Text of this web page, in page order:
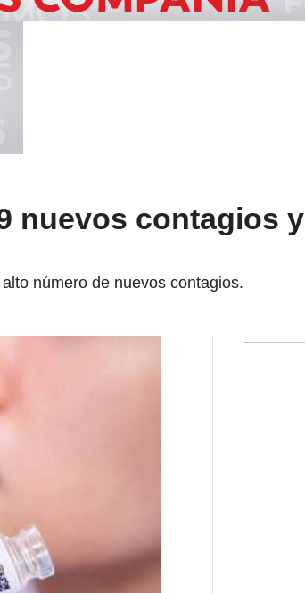
nuevos contagios y
número de nuevos contagios.